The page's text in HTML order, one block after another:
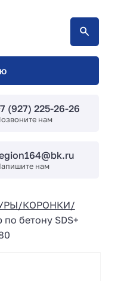
(927) 225-26-26
нам
нам
КОРОНКИ/
бетону SDS+